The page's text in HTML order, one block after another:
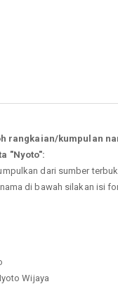
rangkaian/kumpulan
"Nyoto":
dari sumber
di bawah silakan isi
Wijaya